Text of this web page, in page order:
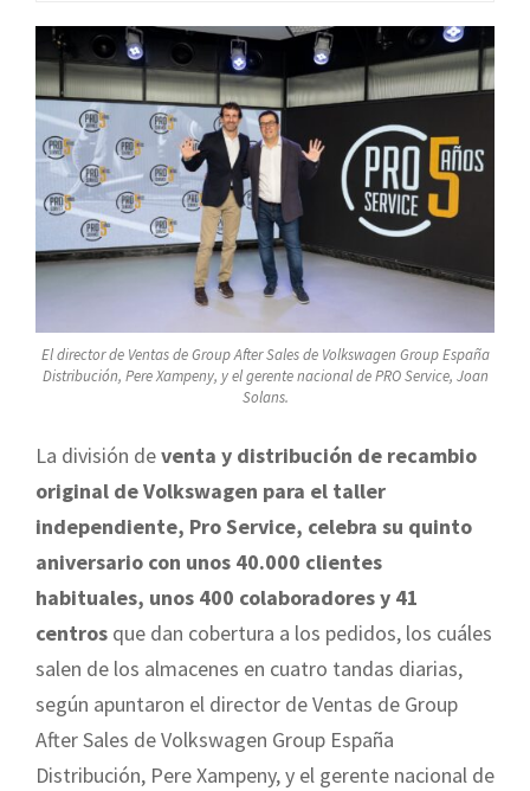
El director de Ventas de Group After Sales de Volkswagen Group España
Distribución, Pere Xampeny, y el gerente nacional de PRO Service, Joan
Solans.
La división deventa y distribución de recambio
original de Volkswagen para el taller
independiente, Pro Service, celebra su quinto
aniversario con unos 40.000 clientes
habituales, unos 400 colaboradores y 41
centros que dan cobertura a los pedidos, los cuáles
salen de los almacenes en cuatro tandas diarias,
según apuntaron el director de Ventas de Group
After Sales de Volkswagen Group España
Distribución, Pere Xampeny, y el gerente nacional de